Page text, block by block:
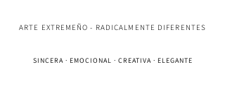
ARTE EXTREMEÑO - RADICALMENTE DIFERENTES
SINCERA · EMOCIONAL · CREATIVA · ELEGANTE